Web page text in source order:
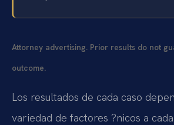
Attorney advertising. Prior results do not
outcome.
Los resultados de cada caso
variedad de factores ?nicos a